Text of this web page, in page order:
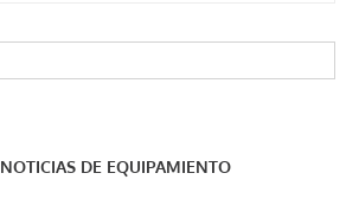
NOTICIAS DE EQUIPAMIENTO